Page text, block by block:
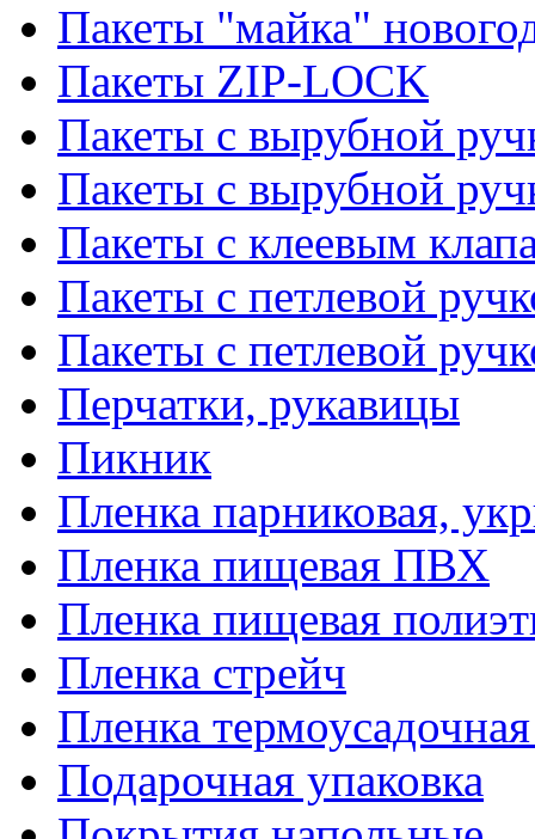
Пакеты "майка"
Пакеты ZIP-LOCK
Пакеты с вырубной
Пакеты с вырубной
Пакеты с клеевым
Пакеты с петлевой
Пакеты с петлевой
Перчатки, рукавицы
Пикник
Пленка парниковая,
Пленка пищевая ПВХ
Пленка пищевая
Пленка стрейч
Пленка
Подарочная упаковка